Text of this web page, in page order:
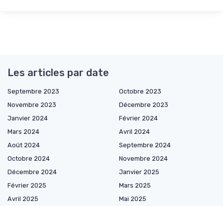
Les articles par date
Septembre 2023
Octobre 2023
Novembre 2023
Décembre 2023
Janvier 2024
Février 2024
Mars 2024
Avril 2024
Août 2024
Septembre 2024
Octobre 2024
Novembre 2024
Décembre 2024
Janvier 2025
Février 2025
Mars 2025
Avril 2025
Mai 2025